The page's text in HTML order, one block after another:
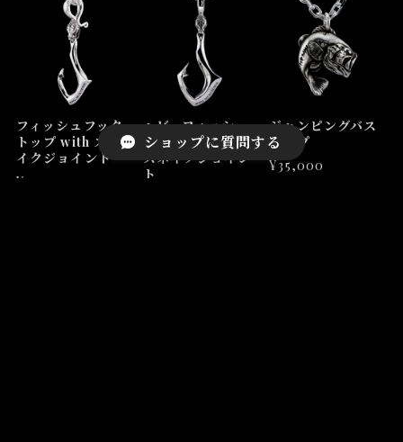
フィッシュフック
トップ with スネ
イクジョイント
¥24,000
ヘビーフィッシュ
フックトップ with
スネイクジョイン
ト
ジャンピングバス
トップ
¥35,000
ショップに質問する